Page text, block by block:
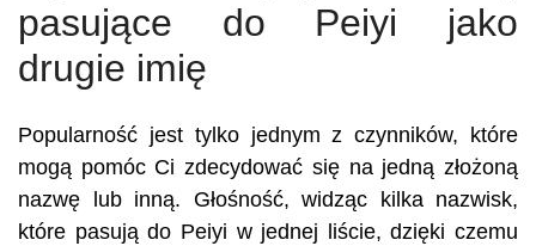
pasujące do Peiyi jako
drugie imię
Popularność jest tylko jednym z czynników, które
mogą pomóc Ci zdecydować się na jedną złożoną
nazwę lub inną. Głośność, widząc kilka nazwisk,
które pasują do Peiyi w jednej liście, dzięki czemu